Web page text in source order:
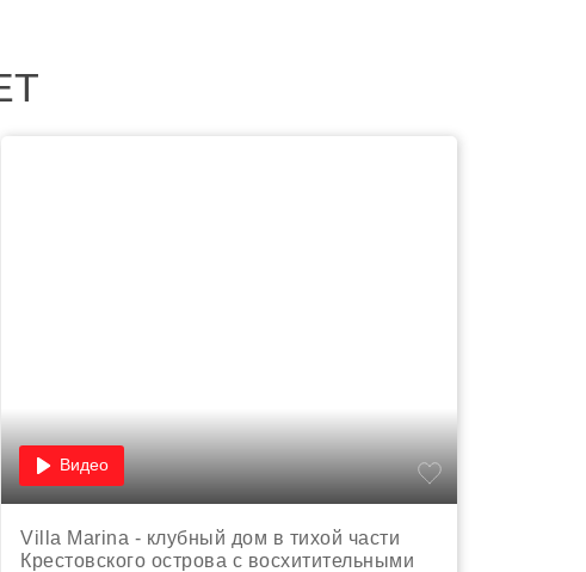
Видео
Villa Marina - клубный дом в тихой части
Крестовского острова с восхитительными